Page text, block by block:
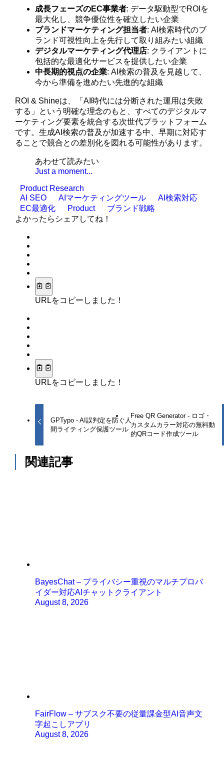
成長フェーズのEC事業者: データ駆動型でROIを
最大化し、競争優位性を確立したい企業
ブランドマーケティング担当者: AI検索時代のブ
ランド可視性向上を先行して取り組みたい組織
デジタルマーケティング代理店: クライアントに
包括的な最適化サービスを提供したい企業
中長期的視点の企業: AI検索の普及を見越して、
今から準備を進めたい先進的な組織
ROI & Shineは、「AI時代には分断された運用は失敗
する」という明確な理念のもと、すべてのデジタルマ
ーケティング要素を統合する次世代プラットフォーム
です。生成AI検索の普及が加速する中、早期に対応す
ることで競合との差別化を図れる可能性があります。
あわせて読みたい
Just a moment...
Product Research
AI SEO
AIマーケティングツール
AI検索対応
EC最適化
Product
ブランド戦略
よかったらシェアしてね！
URLをコピーしました！
URLをコピーしました！
GPTypo - AI誤判定を防ぐ人
間ライティング保護ツール
Free QR Generator - ロゴ・
カスタムカラー対応の無料動
的QRコード作成ツール
関連記事
BayesChat – プライバシー重視のマルチプロバ
イダー対応AIチャットクライアント
August 8, 2026
FairFlow – サブスク不要の従量課金型AI音声文
字起こしアプリ
August 8, 2026